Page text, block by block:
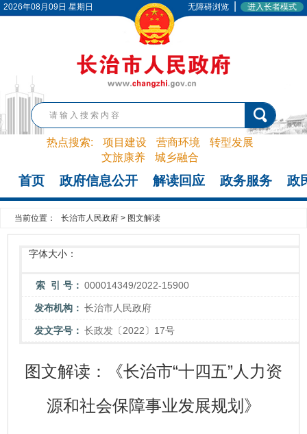
2026年08月09日 星期日 无障碍浏览 进入长者模式
热点搜索: 项目建设 营商环境
转型发展
文旅康养
城乡融合
首页 政府信息公开 解读回应 政务服务 政
当前位置： 长治市人民政府 > 图文解读
字体大小：
索 引 号： 000014349/2022-15900
发布机构： 长治市人民政府
发文字号： 长政发〔2022〕17号
图文解读：《长治市“十四五”人力资
源和社会保障事业发展规划》